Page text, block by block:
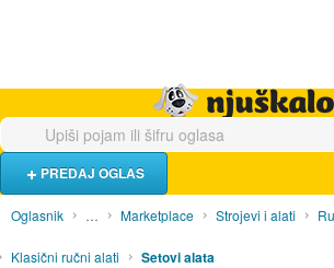
PREDAJ OGLAS
Oglasnik … Marketplace Strojevi i alati
Klasični ručni alati Setovi alata